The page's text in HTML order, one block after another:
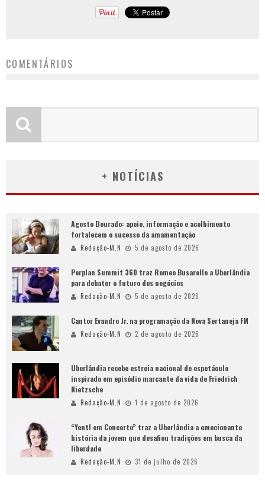
COMENTÁRIOS
+ NOTÍCIAS
Agosto Dourado: apoio, informação e acolhimento
fortalecem o sucesso da amamentação
Redação-M.N 5 de agosto de 2026
Perplan Summit 360 traz Romeo Busarello a Uberlândia
para debater o futuro dos negócios
Redação-M.N 5 de agosto de 2026
Cantor Evandro Jr. na programação da Nova Sertaneja FM
Redação-M.N 2 de agosto de 2026
Uberlândia recebe estreia nacional de espetáculo
inspirado em episódio marcante da vida de Friedrich
Nietzsche
Redação-M.N 1 de agosto de 2026
“Yentl em Concerto” traz a Uberlândia a emocionante
história da jovem que desafiou tradições em busca da
liberdade
Redação-M.N 31 de julho de 2026